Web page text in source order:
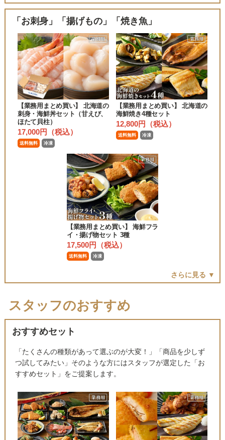
「お刺身」「揚げもの」「焼き魚」
【業務用まとめ買い】 北海道の
刺身・海鮮丼セット（甘えび、
ほたて貝柱）
17,000円（税込）
送料無料 冷凍
【業務用まとめ買い】 北海道の
海鮮焼き4種セット
12,800円（税込）
送料無料 冷凍
【業務用まとめ買い】 海鮮フラ
イ・揚げ物セット 3種
17,500円（税込）
送料無料 冷凍
さらに見る ▼
スタッフのおすすめ
おすすめセット
「たくさんの種類があって選ぶのが大変！」「商品を少しず
つ試してみたい」そのような方にはスタッフが選定した「お
すすめセット」をご提案します。